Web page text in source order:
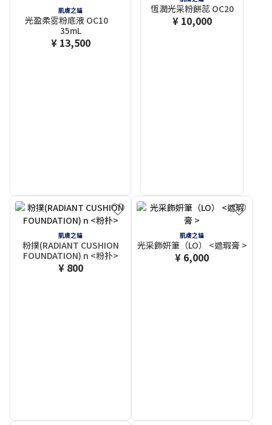
肌膚之鑰
光盈柔雾粉底液 OC10
35mL
¥ 13,500
恆潤光采粉餅蕊 OC20
¥ 10,000
肌膚之鑰
粉撲(RADIANT CUSHION
FOUNDATION) n <粉扑>
¥ 800
肌膚之鑰
光采飾妍筆（LO） <遮瑕膏 >
¥ 6,000